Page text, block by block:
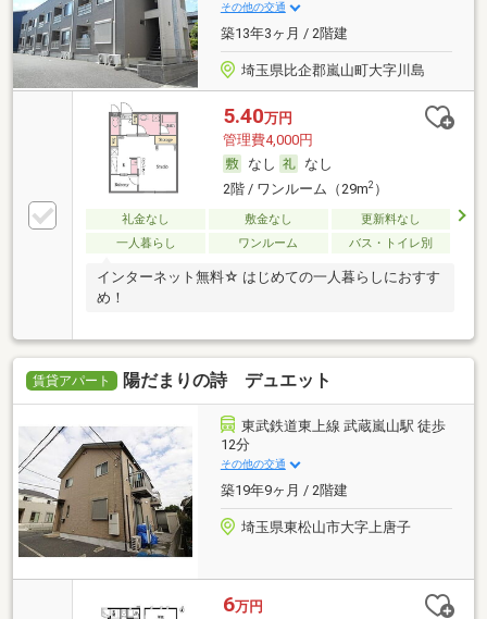
その他の交通
築13年3ヶ月 / 2階建
埼玉県比企郡嵐山町大字川島
5.40万円
管理費4,000円
なし
なし
2階 / ワンルーム（29m2）
礼金なし 敷金なし
更新料なし
一人暮らし
ワンルーム バス・トイレ別
インターネット無料☆ はじめての一人暮らしにおすす
め！
賃貸アパート 陽だまりの詩 デュエット
東武鉄道東上線 武蔵嵐山駅 徒歩
12分
その他の交通
築19年9ヶ月 / 2階建
埼玉県東松山市大字上唐子
6万円